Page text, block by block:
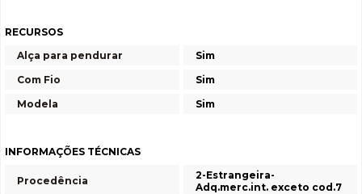
RECURSOS
Alça para pendurar
Sim
Com Fio
Sim
Modela
Sim
INFORMAÇÕES TÉCNICAS
Procedência
2-Estrangeira-
Adq.merc.int. exceto cod.7